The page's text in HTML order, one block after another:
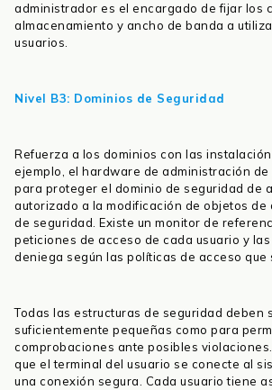
administrador es el encargado de fijar los
almacenamiento y ancho de banda a
usuarios.
Nivel B3: Dominios de Seguridad
Refuerza a los dominios con las
ejemplo, el hardware de administración de
para proteger el dominio de seguridad de
autorizado a la modificación de objetos de
de seguridad. Existe un monitor de
peticiones de acceso de cada usuario y
deniega según las políticas de acceso que
Todas las estructuras de seguridad deben
suficientemente pequeñas como para
comprobaciones ante posibles
que el terminal del usuario se conecte al
una conexión segura. Cada usuario tiene